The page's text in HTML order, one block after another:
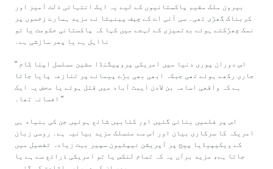
بیرون ملک مقیم پاکستانیوں کے لیے یہ ایک انتہائی ذلت آمیز اور
کربناک گھڑی تھی۔ سی آئی اے کے چیف پینیٹا نے مزید ہمارے زخموں پر
نمک چھڑکتے ہوئے بدتمیزی کے لہجے میں کہا کہ پاکستانی حکومت یا تو
نااہل ہے یا پھر سازشی ہے۔
" اس دوران پوری دنیا میں امریکی پروپیگنڈا مشین مسلسل اپنا کام
جاری رکھے ہوئے تھی جبکہ ابھی بھی بڑے پیمانے پر تنازعہ پایا جاتا
ہے کہ واقعی اسامہ بن لادن ایبٹ آباد میں قتل ہوئے یا محض یہ ایک
افسانہ تھا۔ "
اس پر فلمیں بنائی گئیں اور کتابیں شائع ہوئیں جن کی بنیاد ہی
امریکہ کا سرکاری بیان اور اس سے منسلک مزید بیانیہ ہے۔ روسی زبان
کے ویکیپیڈیا پیج پر آپریشن نیپٹیون سپیر بہت زیادہ تفصیل میں
جاتا ہے، مزید برآں یہ کہ تمام لنکس یا تو امریکی ذرائع سے ہے یا